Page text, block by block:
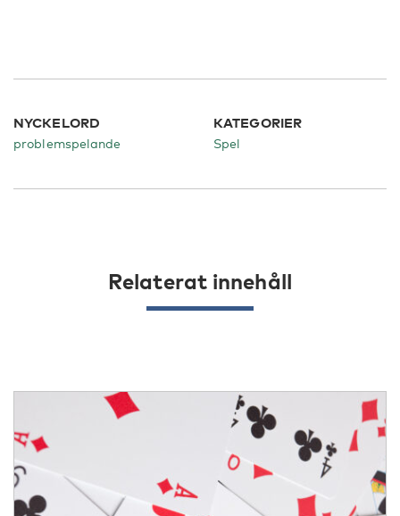
NYCKELORD
problemspelande
KATEGORIER
Spel
Relaterat innehåll